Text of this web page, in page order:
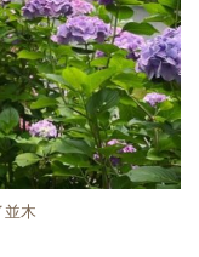
並木